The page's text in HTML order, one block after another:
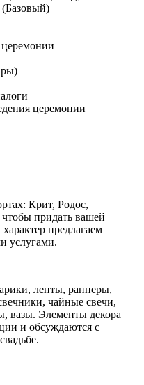
(Базовый)
церемонии
Крит, Родос,
придать вашей
предлагаем
услугами.
ленты, раннеры,
чайные свечи,
вазы. Элементы декора
и обсуждаются с